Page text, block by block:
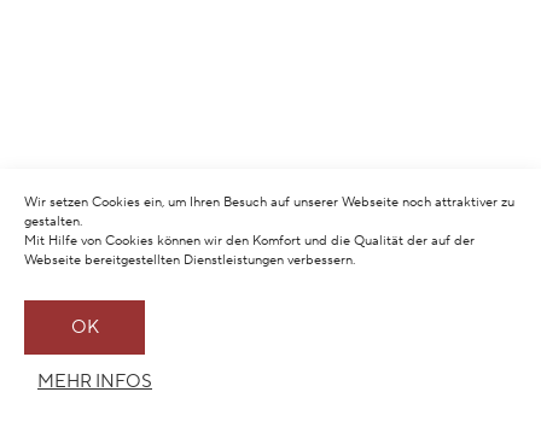
Wir setzen Cookies ein, um Ihren Besuch auf unserer Webseite noch attraktiver zu
gestalten.
Mit Hilfe von Cookies können wir den Komfort und die Qualität der auf der
Webseite bereitgestellten Dienstleistungen verbessern.
OK
MEHR INFOS